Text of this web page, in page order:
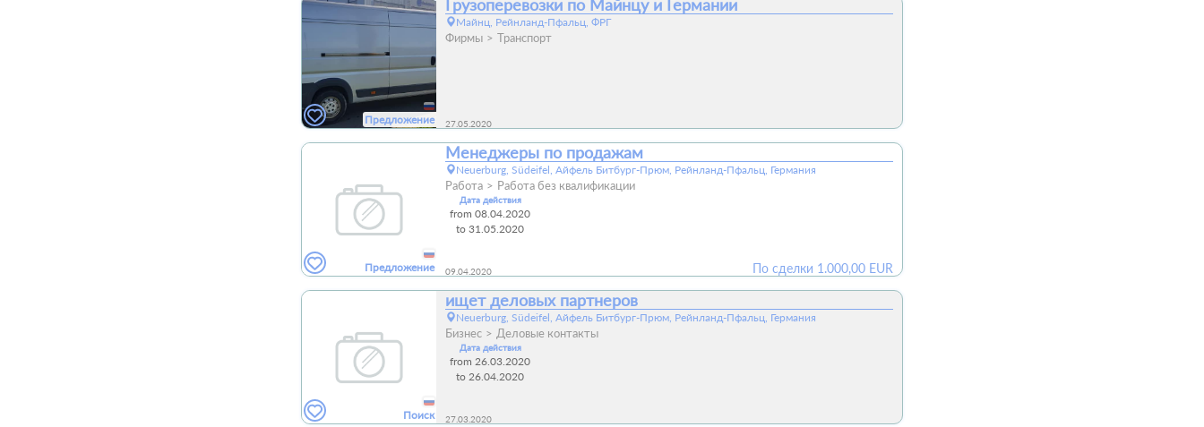
Предложение
Грузоперевозки по Майнцу и Германии
Майнц, Рейнланд-Пфальц, ФРГ
Фирмы Транспорт
27.05.2020
Предложение
Менеджеры по продажам
Neuerburg, Südeifel, Айфель Битбург-Прюм, Рейнланд-Пфальц, Германия
Работа Работа без квалификации
Дата действия
from 08.04.2020
to 31.05.2020
09.04.2020 По сделки 1.000,00 EUR
Поиск
ищет деловых партнеров
Neuerburg, Südeifel, Айфель Битбург-Прюм, Рейнланд-Пфальц, Германия
Бизнес Деловые контакты
Дата действия
from 26.03.2020
to 26.04.2020
27.03.2020